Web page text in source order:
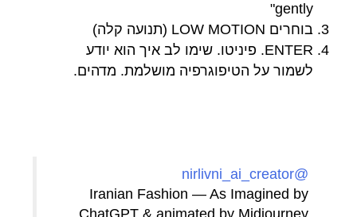
gently"
בוחרים LOW MOTION (תנועה קלה)
ENTER. פיניטו. שימו לב איך הוא יודע
לשמור על הטיפוגרפיה מושלמת. מדהים.
@nirlivni_ai_creator
Iranian Fashion — As Imagined by